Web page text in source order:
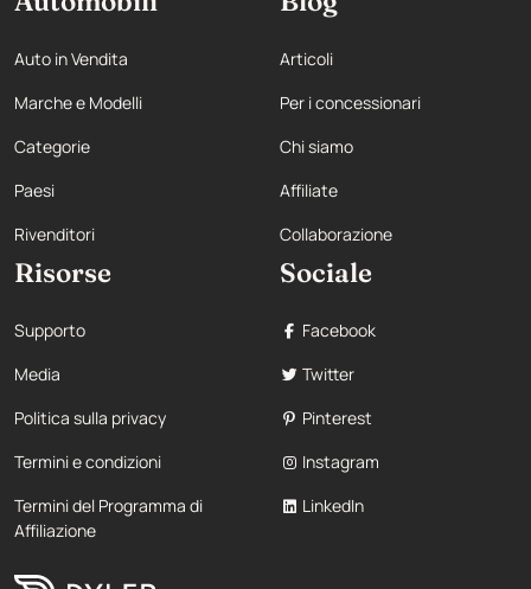
Auto in Vendita
Marche e Modelli
Categorie
Paesi
Rivenditori
Articoli
Per i concessionari
Chi siamo
Affiliate
Collaborazione
Risorse
Supporto
Media
Politica sulla privacy
Termini e condizioni
Termini del Programma di
Affiliazione
Sociale
Facebook
Twitter
Pinterest
Instagram
LinkedIn